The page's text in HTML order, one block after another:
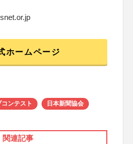
ホームページ
ンテスト 日本新聞協会
関連記事